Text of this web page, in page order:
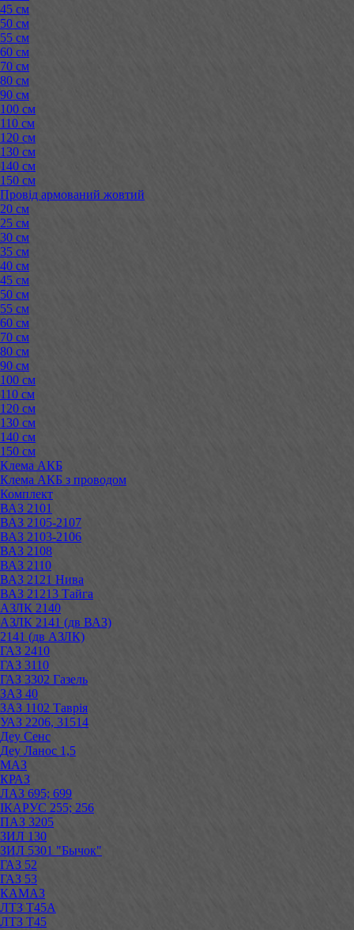
45 см
50 см
55 см
60 см
70 см
80 см
90 см
100 см
110 см
120 см
130 см
140 см
150 см
Провід армований жовтий
20 см
25 см
30 см
35 см
40 см
45 см
50 см
55 см
60 см
70 см
80 см
90 см
100 см
110 см
120 см
130 см
140 см
150 см
Клема АКБ
Клема АКБ з проводом
Комплект
ВАЗ 2101
ВАЗ 2105-2107
ВАЗ 2103-2106
ВАЗ 2108
ВАЗ 2110
ВАЗ 2121 Нива
ВАЗ 21213 Тайга
АЗЛК 2140
АЗЛК 2141 (дв ВАЗ)
2141 (дв АЗЛК)
ГАЗ 2410
ГАЗ 3110
ГАЗ 3302 Газель
ЗАЗ 40
ЗАЗ 1102 Таврія
УАЗ 2206, 31514
Деу Сенс
Деу Ланос 1,5
МАЗ
КРАЗ
ЛАЗ 695; 699
ІКАРУС 255; 256
ПАЗ 3205
ЗИЛ 130
ЗИЛ 5301 "Бычок"
ГАЗ 52
ГАЗ 53
КАМАЗ
ЛТЗ Т45А
ЛТЗ Т45